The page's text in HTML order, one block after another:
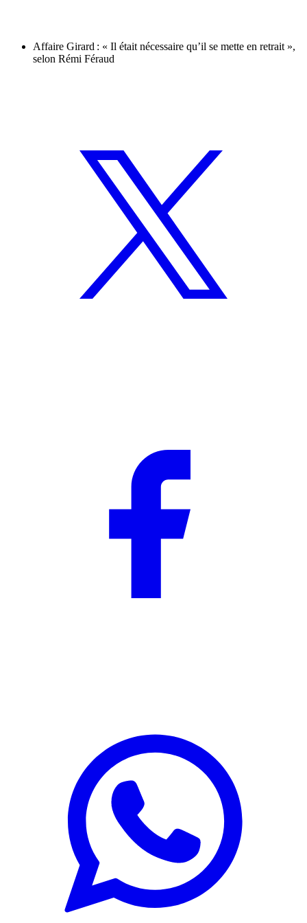
Affaire Girard : « Il était nécessaire qu’il se mette en retrait »,
selon Rémi Féraud